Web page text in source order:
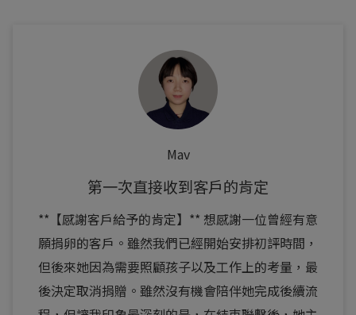
Mav
第一次直接收到客戶的肯定
**【感謝客戶給予的肯定】** 想感謝一位曾經有意
願捐卵的客戶。雖然我們已經開始安排初評時間，
但後來她因為需要照顧孩子以及工作上的考量，最
後決定取消捐贈。雖然沒有機會陪伴她完成後續流